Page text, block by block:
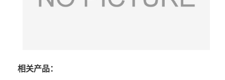
相关产品：